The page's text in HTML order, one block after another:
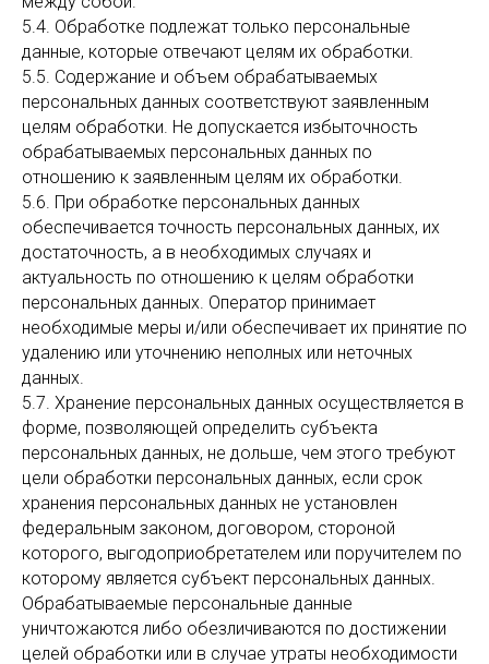
5.4. Обработке подлежат только персональные
данные, которые отвечают целям их обработки.
5.5. Содержание и объем обрабатываемых
персональных данных соответствуют заявленным
целям обработки. Не допускается избыточность
обрабатываемых персональных данных по
отношению к заявленным целям их обработки.
5.6. При обработке персональных данных
обеспечивается точность персональных данных, их
достаточность, а в необходимых случаях и
актуальность по отношению к целям обработки
персональных данных. Оператор принимает
необходимые меры и/или обеспечивает их принятие по
удалению или уточнению неполных или неточных
данных.
5.7. Хранение персональных данных осуществляется в
форме, позволяющей определить субъекта
персональных данных, не дольше, чем этого требуют
цели обработки персональных данных, если срок
хранения персональных данных не установлен
федеральным законом, договором, стороной
которого, выгодоприобретателем или поручителем по
которому является субъект персональных данных.
Обрабатываемые персональные данные
уничтожаются либо обезличиваются по достижении
целей обработки или в случае утраты необходимости